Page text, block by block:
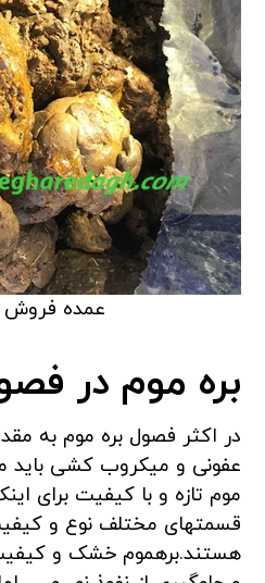
عمده فروش
بره موم در
در اکثر فصول بره موم به
عفونی و میکروب کشی باید
موم تازه و با کیفیت برای
قسمتهای مختلف نوع و
هستند.برهموم خشک و کیفیت